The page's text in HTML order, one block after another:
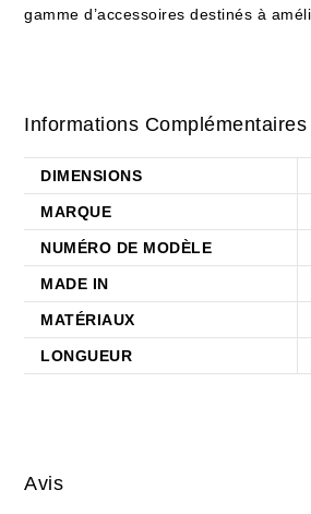
gamme d’accessoires destinés à
Informations Complémentaires
DIMENSIONS
MARQUE
NUMÉRO DE MODÈLE
MADE IN
MATÉRIAUX
LONGUEUR
Avis